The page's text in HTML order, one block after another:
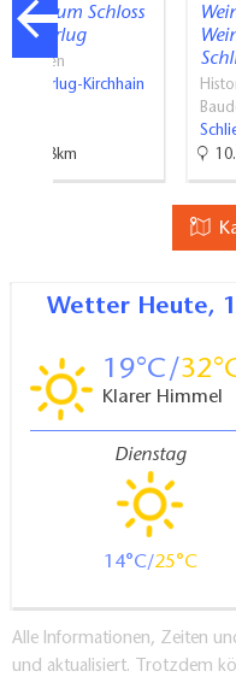
Museum Schloss
Doberlug
Museen
Doberlug-Kirchhain
18.8km
Wetter Heute,
19 32
Klarer Himmel
Dienstag
14 25
Alle Informationen, Zeiten
und aktualisiert. Trotzdem